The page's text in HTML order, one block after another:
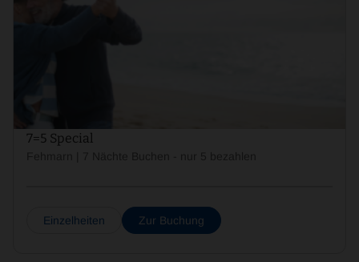
7=5 Special
Einzelheiten Zur Buchung